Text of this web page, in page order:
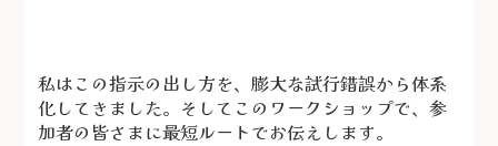
私はこの指示の出し方を、膨大な試行錯誤から体系
化してきました。そしてこのワークショップで、参
加者の皆さまに最短ルートでお伝えします。